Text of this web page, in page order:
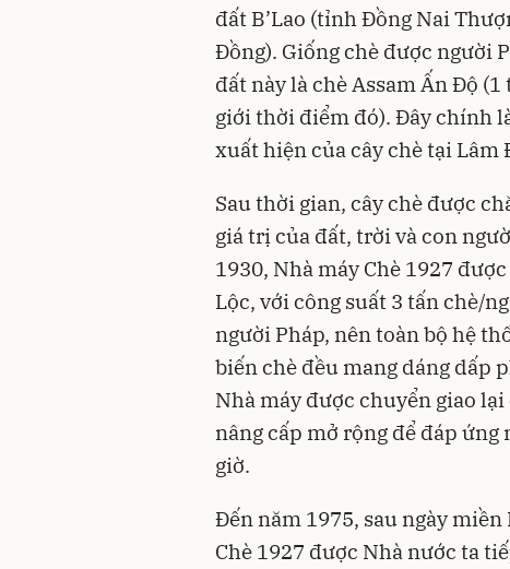
đất B’Lao (tỉnh Đồng Nai
Đồng). Giống chè được người
đất này là chè Assam Ấn Độ
giới thời điểm đó). Đây chính
xuất hiện của cây chè tại Lâm
Sau thời gian, cây chè được
giá trị của đất, trời và con
1930, Nhà máy Chè 1927
Lộc, với công suất 3 tấn chè/
người Pháp, nên toàn bộ hệ
biến chè đều mang dáng dấp
Nhà máy được chuyển giao
nâng cấp mở rộng để đáp
giờ.
Đến năm 1975, sau ngày
Chè 1927 được Nhà nước ta